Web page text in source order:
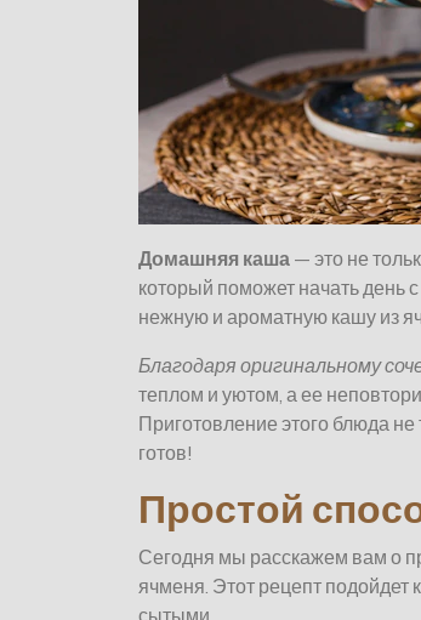
Домашняя каша — это не
который поможет начать день
нежную и ароматную кашу из
Благодаря оригинальному
теплом и уютом, а ее
Приготовление этого блюда
готов!
Простой
Сегодня мы расскажем вам о
ячменя. Этот рецепт подойдет